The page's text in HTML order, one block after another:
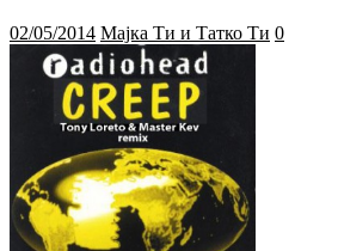
02/05/2014 Мајка Ти и Татко Ти 0